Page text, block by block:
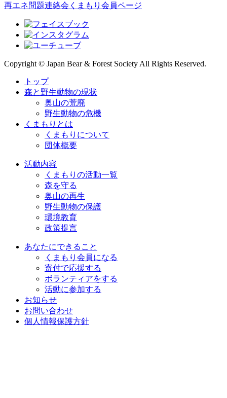
再エネ問題連絡会 くまもり会員ページ
Copyright © Japan Bear & Forest Society All Rights Reserved.
トップ
森と野生動物の現状
奥山の荒廃
野生動物の危機
くまもりとは
くまもりについて
団体概要
活動内容
くまもりの活動一覧
森を守る
奥山の再生
野生動物の保護
環境教育
政策提言
あなたにできること
くまもり会員になる
寄付で応援する
ボランティアをする
活動に参加する
お知らせ
お問い合わせ
個人情報保護方針